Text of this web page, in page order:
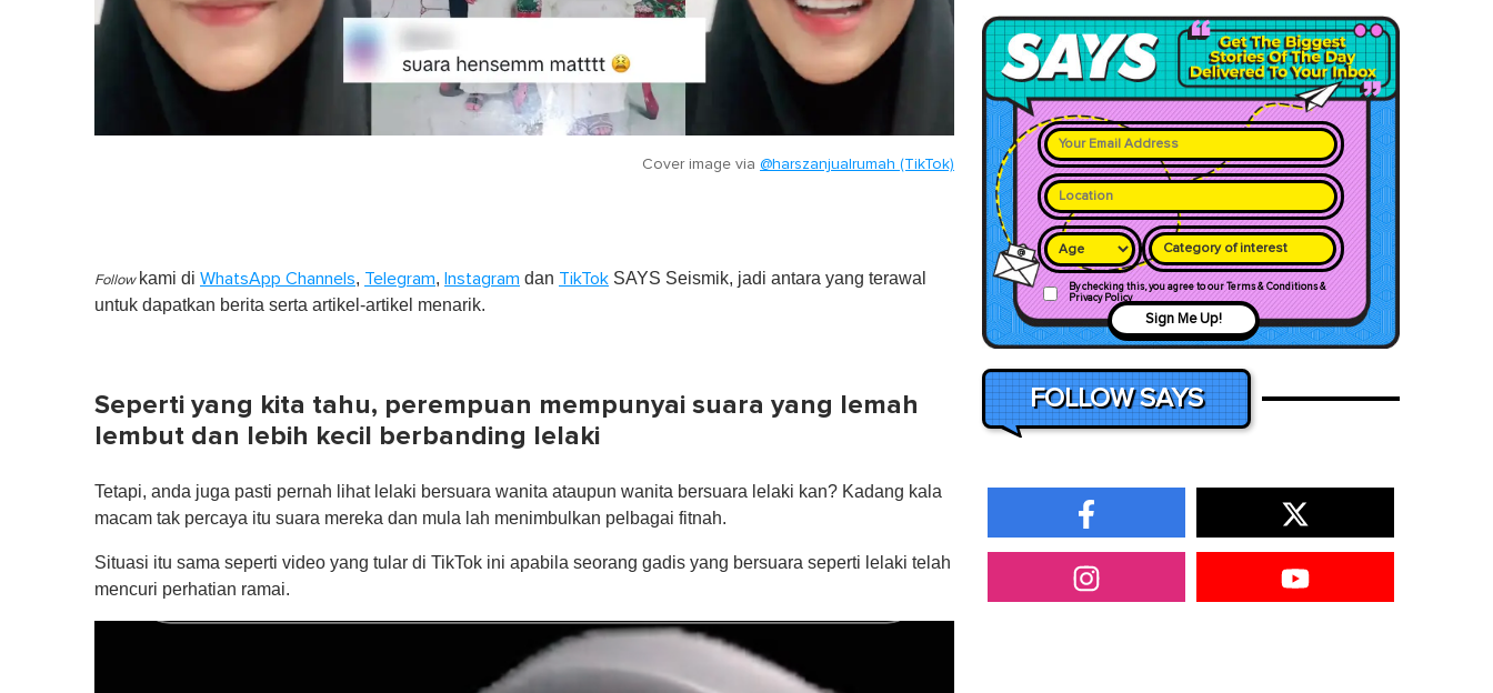
Cover image via @harszanjualrumah (TikTok)
Follow kami di WhatsApp Channels, Telegram, Instagram dan TikTok SAYS Seismik, jadi antara yang terawal
untuk dapatkan berita serta artikel-artikel menarik.
Seperti yang kita tahu, perempuan mempunyai suara yang lemah
lembut dan lebih kecil berbanding lelaki
Tetapi, anda juga pasti pernah lihat lelaki bersuara wanita ataupun wanita bersuara lelaki kan? Kadang kala
macam tak percaya itu suara mereka dan mula lah menimbulkan pelbagai fitnah.
Situasi itu sama seperti video yang tular di TikTok ini apabila seorang gadis yang bersuara seperti lelaki telah
mencuri perhatian ramai.
Category of interest
By checking this, you agree to our Terms & Conditions &
Privacy Policy
Sign Me Up!
FOLLOW SAYS